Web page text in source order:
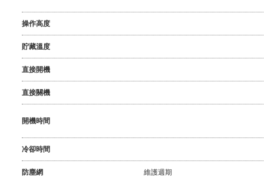
操作高度
貯藏溫度
直接開機
直接關機
開機時間
冷卻時間
防塵網 維護週期